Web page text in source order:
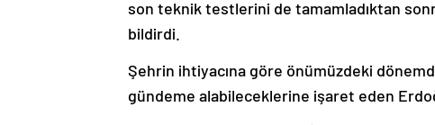
son teknik testlerini de tamamladıktan
bildirdi.
Şehrin ihtiyacına göre önümüzdeki
gündeme alabileceklerine işaret eden